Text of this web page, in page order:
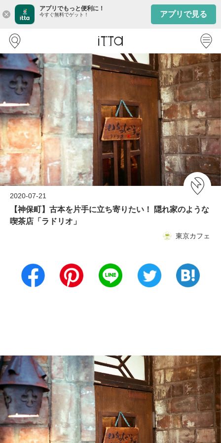
close
アプリでもっと便利に！
今すぐ無料でゲット！ アプリで見る
2020-07-21
【神保町】古本を片手に立ち寄りたい！ 隠れ家のような
喫茶店「ラドリオ」
東京カフェ